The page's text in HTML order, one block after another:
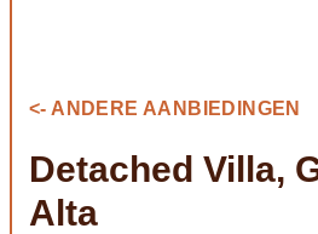
<- ANDERE AANBIEDINGEN
Detached Villa,
Alta